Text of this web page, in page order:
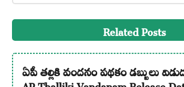
Related Posts
ఏపీ తల్లికి వందనం పథకం డబ్బులు